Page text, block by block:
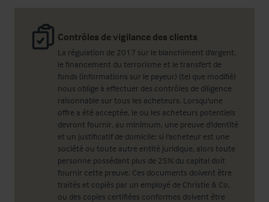
Contrôles de vigilance des clients
La régulation de 2017 sur le blanchiment d'argent,
le financement du terrorisme et le transfert de
fonds (informations sur le payeur) (tel que modifié)
nous oblige à effectuer des contrôles de diligence
raisonnable sur tous les acheteurs. Lorsqu'une
offre a été acceptée, le ou les acheteurs potentiels
devront fournir, au minimum, une preuve d'identité
et un justificatif de domicile; si l'acheteur est une
société ou toute autre entité juridique, alors toute
personne possédant plus de 25% du capital doit
fournir cette preuve. Ces documents doivent être
traités et copiés par un employé de Christie & Co,
ou des copies certifiées conformes doivent être